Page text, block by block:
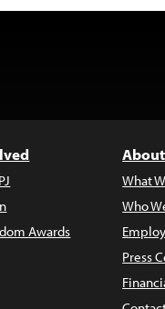
Awards
What
Who
Press